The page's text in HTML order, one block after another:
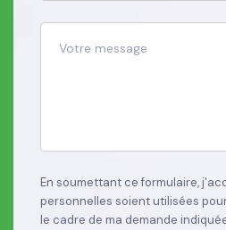
En soumettant ce formulaire,
personnelles soient utilisées
le cadre de ma demande